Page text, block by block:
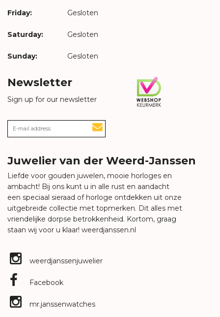
Friday: Gesloten
Saturday: Gesloten
Sunday: Gesloten
Newsletter
Sign up for our newsletter
Juwelier van der Weerd-Janssen
Liefde voor gouden juwelen, mooie horloges en
ambacht! Bij ons kunt u in alle rust en aandacht
een speciaal sieraad of horloge ontdekken uit onze
uitgebreide collectie met topmerken. Dit alles met
vriendelijke dorpse betrokkenheid. Kortom, graag
staan wij voor u klaar! weerdjanssen.nl
weerdjanssenjuwelier
Facebook
mr.janssenwatches